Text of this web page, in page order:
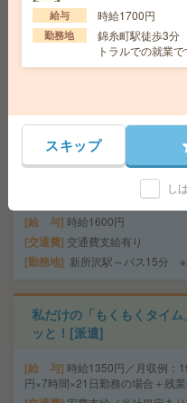
座り仕事！給与即払いOK
[派遣]
勤務地 南船橋駅～ ※車通勤・
座り仕事！給与即払いOK
給 与 時給1600円
交通費 交通費支給有り
勤務地 新所沢駅～バス15分 ※
私だけの「もくもくタイ
ッと！[派遣]
給 与 時給1350円／月収例：
円×7時間×21日勤務の場合＋残
給与 時給1700円
勤務地
錦糸町駅徒歩3
トラルでの就業
スキップ
し